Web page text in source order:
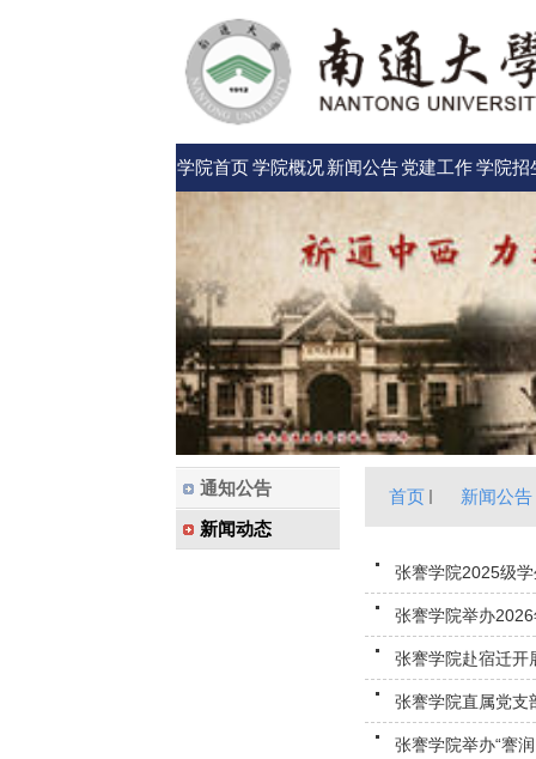
学院首页学院概况 新闻公告党建工作学院招
通知公告
新闻动态
首页 新闻公告
张謇学院2025级
张謇学院举办
张謇学院赴宿迁开
张謇学院直属党支
张謇学院举办“謇